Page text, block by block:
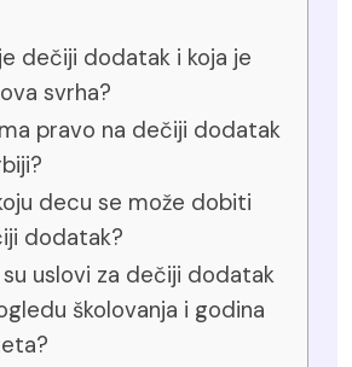
dečiji dodatak i koja je
svrha?
pravo na dečiji dodatak
decu se može dobiti
dodatak?
su uslovi za dečiji dodatak
školovanja i godina